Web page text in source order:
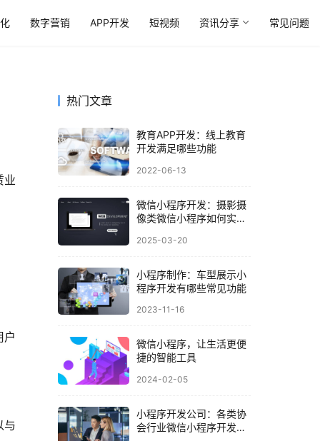
数字营销 APP开发 短视频 资讯分享 常见问题
业
户
与
热门文章
教育APP开发：线上教育
开发满足哪些功能
2022-06-13
微信小程序开发：摄影摄
像类微信小程序如何实现
2025-03-20
小程序制作：车型展示小
程序开发有哪些常见功能
2023-11-16
微信小程序，让生活更便
捷的智能工具
2024-02-05
小程序开发公司：各类协
会行业微信小程序开发解